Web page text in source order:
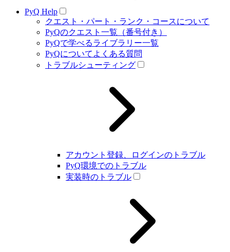
PyQ Help
クエスト・パート・ランク・コースについて
PyQのクエスト一覧（番号付き）
PyQで学べるライブラリー一覧
PyQについてよくある質問
トラブルシューティング
アカウント登録、ログインのトラブル
PyQ環境でのトラブル
実装時のトラブル